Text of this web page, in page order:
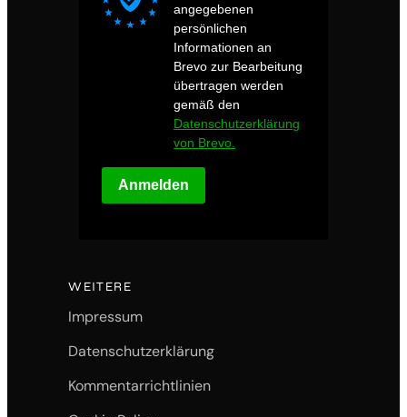
angegebenen
persönlichen
Informationen an
Brevo zur Bearbeitung
übertragen werden
gemäß den
Datenschutzerklärung
von Brevo.
Anmelden
WEITERE
Impressum
Datenschutzerklärung
Kommentarrichtlinien